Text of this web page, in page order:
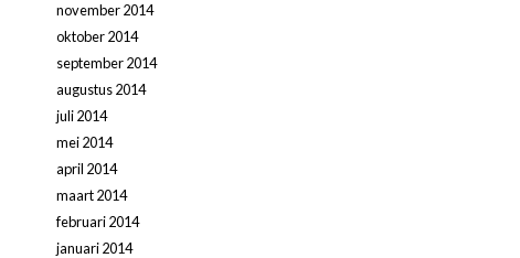
november 2014
oktober 2014
september 2014
augustus 2014
juli 2014
mei 2014
april 2014
maart 2014
februari 2014
januari 2014